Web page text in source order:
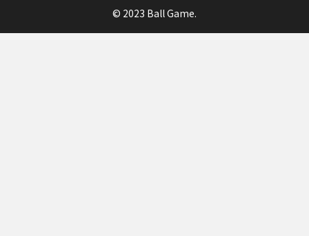
© 2023 Ball Game.